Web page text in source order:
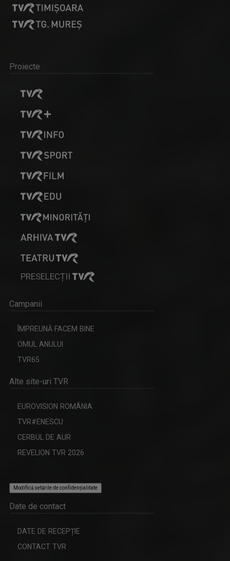
Proiecte
PRESELECȚII
Campanii
ÎMPREUNĂ FACEM BINE
OMUL ANULUI
TVR65
Alte site-uri TVR
EUROVISION ROMÂNIA
TVR#ENESCU
CERBUL DE AUR
REVELION TVR 2026
Modifică setările de confidențialitate
Date de contact
DATE DE RECEPȚIE
CONTACT TVR